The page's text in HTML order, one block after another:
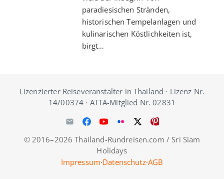
paradiesischen Stränden,
historischen Tempelanlagen und
kulinarischen Köstlichkeiten ist,
birgt…
Lizenzierter Reiseveranstalter in Thailand · Lizenz Nr.
14/00374 · ATTA-Mitglied Nr. 02831
© 2016–2026 Thailand-Rundreisen.com / Sri Siam
Holidays
Impressum·Datenschutz·AGB